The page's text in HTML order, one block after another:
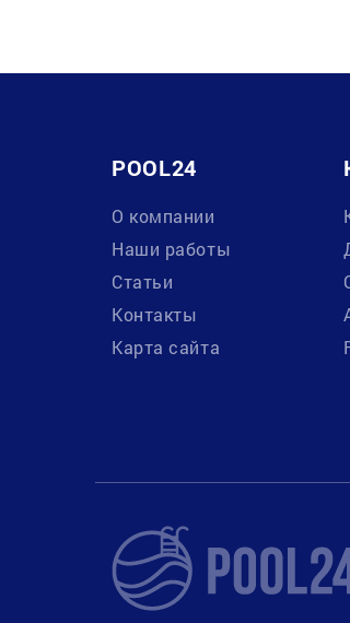
POOL24
О компании
Наши работы
Статьи
Контакты
Карта сайта